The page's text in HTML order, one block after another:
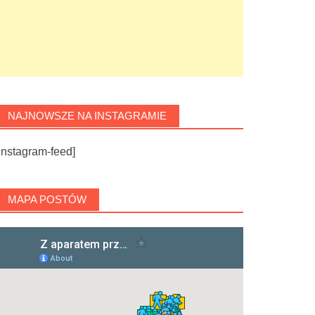
NAJNOWSZE NA INSTAGRAMIE
feed]
MAPA POSTÓW